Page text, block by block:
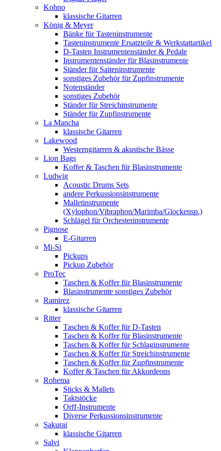
Kohno
klassische Gitarren
König & Meyer
Bänke für Tasteninstrumente
Tasteninstrumente Ersatzteile & Werkstattartikel
D-Tasten Instrumentenständer & Pedale
Instrumentenständer für Blasinstrumente
Ständer für Saiteninstrumente
sonstiges Zubehör für Zupfinstrumente
Notenständer
sonstiges Zubehör
Ständer für Streichinstrumente
Ständer für Zupfinstrumente
La Mancha
klassische Gitarren
Lakewood
Westerngitarren & akustische Bässe
Lion Bags
Koffer & Taschen für Blasinstrumente
Ludwig
Acoustic Drums Sets
andere Perkussionsinstrumente
Malletinstrumente
(Xylophon/Vibraphon/Marimba/Glockensp.)
Schlägel für Orchesterinstrumente
Pignose
E-Gitarren
Mi-Si
Pickups
Pickup Zubehör
ProTec
Taschen & Koffer für Blasinstrumente
Blasinstrumente sonstiges Zubehör
Ramirez
klassische Gitarren
Ritter
Taschen & Koffer für D-Tasten
Taschen & Koffer für Blasinstrumente
Taschen & Koffer für Schlaginstrumente
Taschen & Koffer für Streichinstrumente
Taschen & Koffer für Zupfinstrumente
Koffer & Taschen für Akkordeons
Rohema
Sticks & Mallets
Taktstöcke
Orff-Instrumente
Diverse Perkussionsinstrumente
Sakurai
klassische Gitarren
Salvi